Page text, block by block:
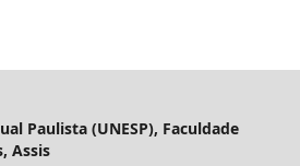
Paulista (UNESP), Faculdade
Assis